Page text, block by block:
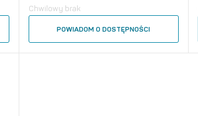
Chwilowy brak
POWIADOM O DOSTĘPNOŚCI